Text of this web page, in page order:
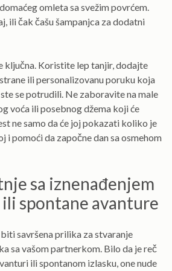
omleta sa svežim povrćem.
ili čak čašu šampanjca za dodatni
ključna. Koristite lep tanjir, dodajte
ili personalizovanu poruku koja
se potrudili. Ne zaboravite na male
voća ili posebnog džema koji će
ne samo da će joj pokazati koliko je
i pomoći da započne dan sa osmehom
sa iznenađenjem
spontane avanture
savršena prilika za stvaranje
sa vašom partnerkom. Bilo da je reč
ili spontanom izlasku, one nude